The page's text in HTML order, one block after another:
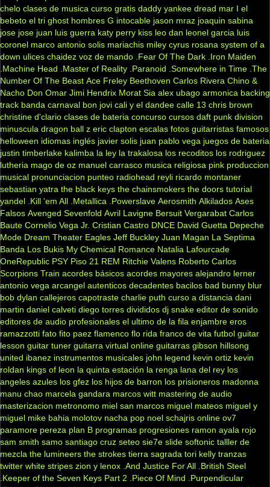
chelo clases de musica curso gratis daddy yankee dread mar I el
bebeto el tri ghost hombres G intocable jason mraz joaquin sabina
jose jose juan luis guerra katy perry kiss leo dan leonel garcia luis
coronel marco antonio solis mariachis miley cyrus rosana system of a
down ulices chaidez voz de mando .Fear Of The Dark .Iron Maiden
.Machine Head
.Master of Reality .Paranoid .Somewhere in Time .The
Number Of The Beast Ace Freley Beethoven Carlos Rivera Chino &
Nacho Don Omar Jimi Hendrix Morat Sia alex ubago armonica backing
track banda carnaval bon jovi cali y el dandee calle 13 chris brown
christine d'clario clases de bateria concurso cursos daft punk division
minuscula dragon ball z eric clapton escalas fotos guitarristas famosos
helloween idiomas inglés javier solis juan pablo vega juegos de bateria
justin timberlake kalimba la ley la trakalosa los recoditos los rodriguez
lutheria mago de oz manuel carrasco musica religiosa pink produccion
musical pronunciacion punteo radiohead reyli ricardo montaner
sebastian yatra the black keys the chainsmokers the doors tutorial
yandel .Kill 'em All .Metallica .Powerslave Aerosmith Alkilados Ases
Falsos Avenged Sevenfold Avril Lavigne Bersuit Vergarabat Carlos
Baute Cornelio Vega Jr. Cristian Castro DNCE David Guetta Depeche
Mode Dream Theater Eagles Jeff Buckley Juan Magan La Septima
Banda Los Bukis My Chemical Romance Natalia Lafourcade
OneRepublic PSY Piso 21 REM Ritchie Valens Roberto Carlos
Scorpions Train acordes básicos acordes mayores alejandro lerner
antonio vega arcangel autenticos decadentes bacilos bad bunny blur
bob dylan callejeros capotraste charlie puth curso a distancia dani
martin daniel calveti diego torres divididos dj snake editor de sonido
editores de audio profesionales el ultimo de la fila enjambre eros
ramazzotti fato fito paez flamenco flo rida franco de vita futbol guitar
lesson guitar tuner guitarra virtual online guitarras gibson hillsong
united ibanez instrumentos musicales john legend kevin ortiz kevin
roldan kings of leon la quinta estación la renga lana del rey los
angeles azules los gfez los hijos de barron los prisioneros madonna
manu chao marcela gandara marcos witt mastering de audio
masterizacion metronomo miel san marcos miguel mateos miguel y
miguel mike bahia molotov nacha pop noel schajris online ov7
paramore pereza plan B programas progresiones ramon ayala rojo
sam smith samo santiago cruz seteo sie7e slide softonic talller de
mezcla the lumineers the strokes tierra sagrada tori kelly tranzas
twitter white stripes zion y lenox .And Justice For All .British Steel
.Keeper of the Seven Keys Part 2
.Piece Of Mind
.Purpendicular